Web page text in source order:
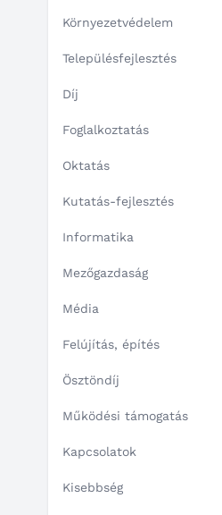
Környezetvédelem
Településfejlesztés
Díj
Foglalkoztatás
Oktatás
Kutatás-fejlesztés
Informatika
Mezőgazdaság
Média
Felújítás, építés
Ösztöndíj
Működési támogatás
Kapcsolatok
Kisebbség